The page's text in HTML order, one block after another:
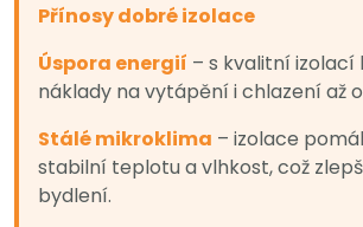
Přínosy dobré izolace
Úspora energií – s kvalitní izolací
náklady na vytápění i chlazení až
Stálé mikroklima – izolace
stabilní teplotu a vlhkost, což
bydlení.